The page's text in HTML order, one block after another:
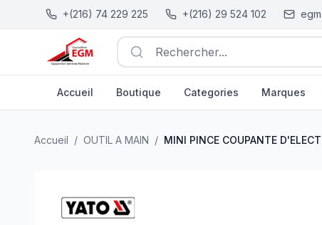
+(216) 74 229 225 +(216) 29 524 102
Rechercher...
Accueil Boutique Categories Marques
Accueil / OUTIL A MAIN / MINI PINCE COUPANTE